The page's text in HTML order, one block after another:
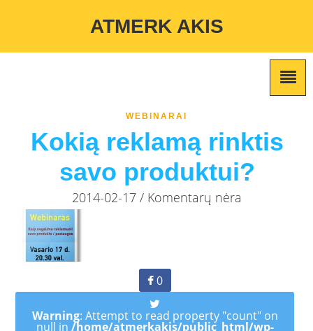
/home/atmerkakis/public_html/wp-content/themes/marketing-
ATMERK AKIS
WEBINARAI
Kokią reklamą rinktis
savo produktui?
2014-02-17 / Komentarų nėra
0
Warning: Attempt to read property "count" on
null in /home/atmerkakis/public_html/wp-